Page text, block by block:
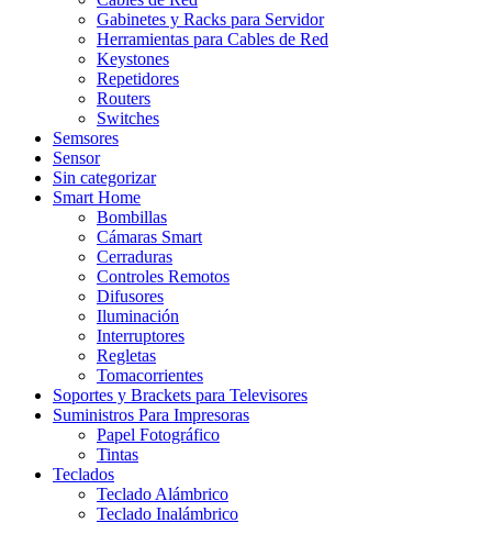
Gabinetes y Racks para Servidor
Herramientas para Cables de Red
Keystones
Repetidores
Routers
Switches
Semsores
Sensor
Sin categorizar
Smart Home
Bombillas
Cámaras Smart
Cerraduras
Controles Remotos
Difusores
Iluminación
Interruptores
Regletas
Tomacorrientes
Soportes y Brackets para Televisores
Suministros Para Impresoras
Papel Fotográfico
Tintas
Teclados
Teclado Alámbrico
Teclado Inalámbrico